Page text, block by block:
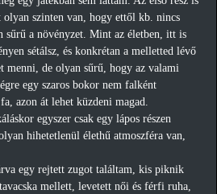
szinten van, hogy ettől kb. nincs
sűrű a növényzet. Mint az életben, itt is
sétálsz, és konkrétan a melletted lévő
menni, de olyan sűrű, hogy az valami
egy szaros bokor nem falként
azon át lehet küzdeni magad.
egyszer csak egy lápos részen
hihetetlenül élethű atmoszféra van,
egy rejtett zugot találtam, kis piknik
mellett, levetett női és férfi ruha,